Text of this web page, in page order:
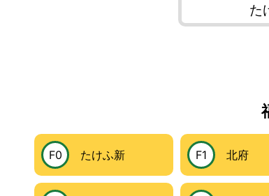
た
F0 たけふ新 F1 北府